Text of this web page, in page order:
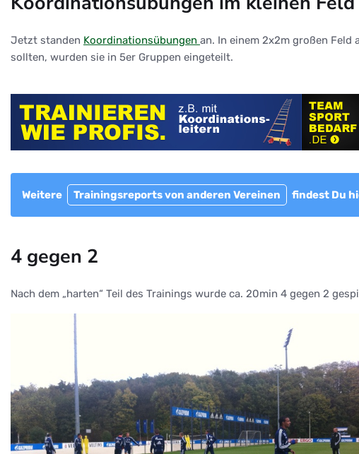
Jetzt standen Koordinationsübungen an. In einem 2x2m großen Feld
sollten, wurden sie in 5er Gruppen eingeteilt.
Weitere Trainingsreports von anderen Vereinen findest Du
4 gegen 2
Nach dem „harten“ Teil des Trainings wurde ca. 20min 4 gegen 2